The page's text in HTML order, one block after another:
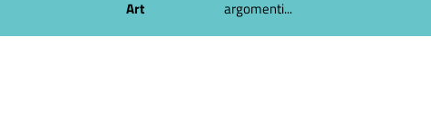
Art
argomenti...